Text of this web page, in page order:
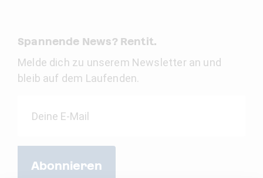
Spannende News? Rentit.
Melde dich zu unserem Newsletter an und
bleib auf dem Laufenden.
Abonnieren